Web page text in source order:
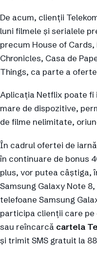
De acum, clienții
luni filmele și serialele
precum House of
Chronicles, Casa de
Things, ca parte a
Aplicația Netflix poate fi
mare de dispozitive,
de filme nelimitate,
În cadrul ofertei de
în continuare de bonus
plus, vor putea câștiga,
Samsung Galaxy Note
telefoane Samsung
participa clienții care
sau reîncarcă cartela
și trimit SMS gratuit la